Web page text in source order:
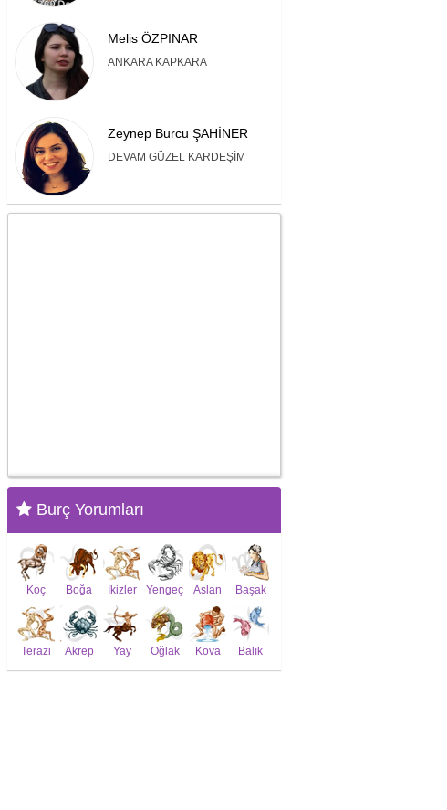
Melis ÖZPINAR
ANKARA KAPKARA
Zeynep Burcu ŞAHİNER
DEVAM GÜZEL KARDEŞİM
Burç Yorumları
Koç Boğa İkizler Yengeç Aslan Başak
Terazi Akrep Yay Oğlak Kova Balık